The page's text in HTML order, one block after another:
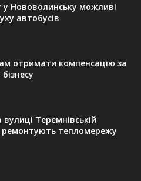
у Нововолинську можливі
автобусів
отримати компенсацію за
Теремнівській
ремонтують тепломережу